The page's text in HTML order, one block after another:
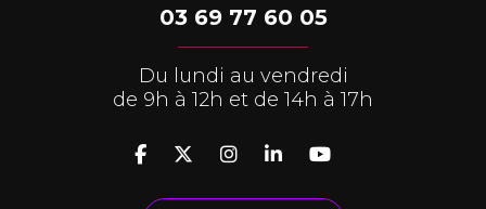
03 69 77 60 05
Du lundi au vendredi
de 9h à 12h et de 14h à 17h